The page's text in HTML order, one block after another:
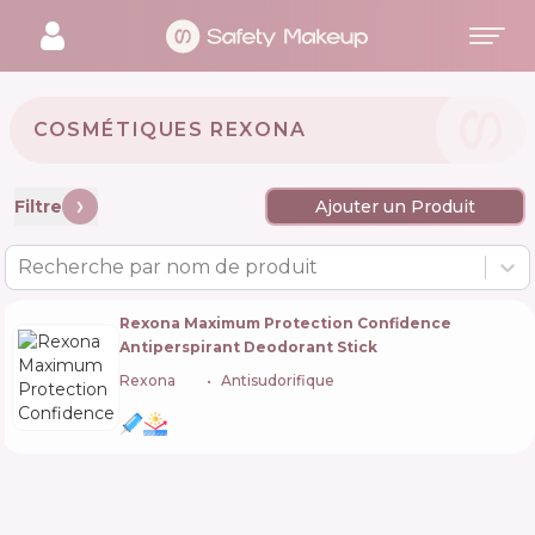
COSMÉTIQUES REXONA 🇬🇧
Filtre Ajouter un Produit
Recherche par nom de produit
Rexona Maximum Protection Confidence
Antiperspirant Deodorant Stick
Rexona
Antisudorifique